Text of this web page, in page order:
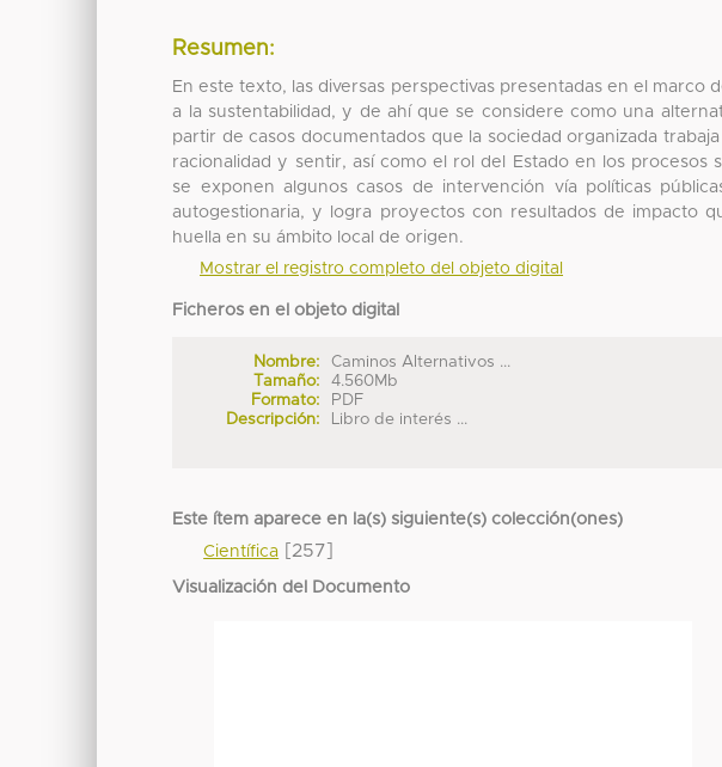
Resumen:
En este texto, las diversas perspectivas presentadas en el marco
a la sustentabilidad, y de ahí que se considere como una
partir de casos documentados que la sociedad organizada
racionalidad y sentir, así como el rol del Estado en los procesos
se exponen algunos casos de intervención vía políticas
autogestionaria, y logra proyectos con resultados de impacto
huella en su ámbito local de origen.
Mostrar el registro completo del objeto digital
Ficheros en el objeto digital
Nombre:
Caminos Alternativos ...
Tamaño:
4.560Mb
Formato:
PDF
Descripción:
Libro de interés ...
Este ítem aparece en la(s) siguiente(s) colección(ones)
Científica [257]
Visualización del Documento